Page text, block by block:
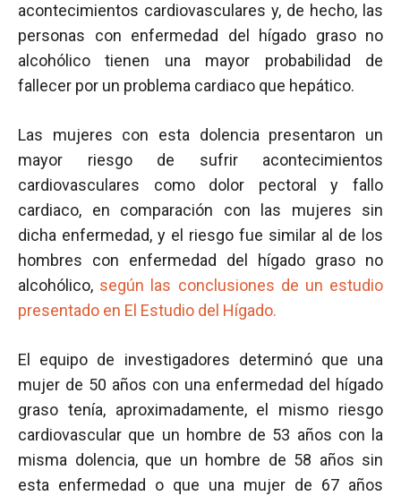
acontecimientos cardiovasculares y, de hecho, las
personas con enfermedad del hígado graso no
alcohólico tienen una mayor probabilidad de
fallecer por un problema cardiaco que hepático.
Las mujeres con esta dolencia presentaron un
mayor riesgo de sufrir acontecimientos
cardiovasculares como dolor pectoral y fallo
cardiaco, en comparación con las mujeres sin
dicha enfermedad, y el riesgo fue similar al de los
hombres con enfermedad del hígado graso no
alcohólico, según las conclusiones de un estudio
presentado en El Estudio del Hígado.
El equipo de investigadores determinó que una
mujer de 50 años con una enfermedad del hígado
graso tenía, aproximadamente, el mismo riesgo
cardiovascular que un hombre de 53 años con la
misma dolencia, que un hombre de 58 años sin
esta enfermedad o que una mujer de 67 años